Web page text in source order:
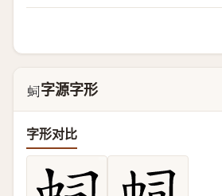
𧉠 字源字形
字形对比